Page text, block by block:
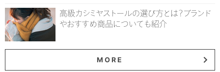
高級カシミヤストールの選び方とは？ブランド
やおすすめ商品についても紹介
MORE